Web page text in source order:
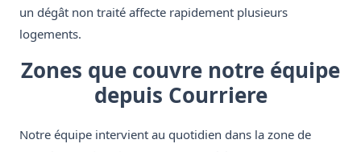
un dégât non traité affecte rapidement plusieurs
logements.
Zones que couvre notre équipe
depuis Courriere
Notre équipe intervient au quotidien dans la zone de